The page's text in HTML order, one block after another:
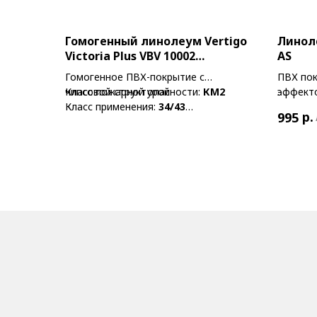
Гомогенный линолеум Vertigo
Victoria Plus VBV 10002
Sandcastle
Гомогенное ПВХ-покрытие с
чипсовой структурой
Класс пожарной опасности: КМ2
Класс применения: 34/43
AS
ПВХ
995 р.